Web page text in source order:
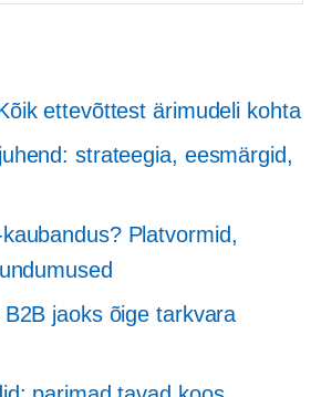
ettevõttest ärimudeli kohta
strateegia, eesmärgid,
Platvormid,
jaoks õige tarkvara